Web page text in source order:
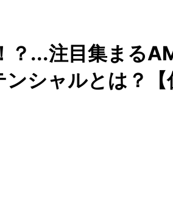
？...注目集まる
シャルとは？【